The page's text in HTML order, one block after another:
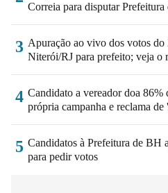
Correia para disputar
3 Apuração ao vivo dos votos do
Niterói/RJ para prefeito; veja o
4 Candidato a vereador doa 86%
própria campanha e reclama
5 Candidatos à Prefeitura de BH
para pedir votos